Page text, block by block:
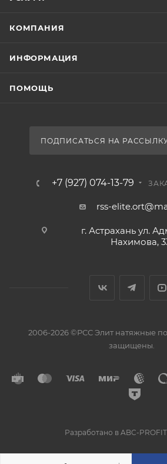
КОМПАНИЯ
ИНФОРМАЦИЯ
ПОМОЩЬ
ПОДПИСАТЬСЯ НА
+7 (927) 074-13-79
rss-
г. Астрахань ул.
Нахимова,
2006-2026 ©РСС Элит натяжные
защищены.
Разработано в ABC-PROFIT